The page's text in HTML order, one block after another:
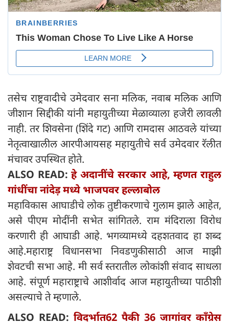
तसेच राष्ट्रवादीचे उमेदवार सना मलिक, नवाब मलिक आणि
जीशान सिद्दीकी यांनी महायुतीच्या मेळाव्याला हजेरी लावली
नाही. तर शिवसेना (शिंदे गट) आणि रामदास आठवले यांच्या
नेतृत्वाखालील आरपीआयसह महायुतीचे सर्व उमेदवार रॅलीत
मंचावर उपस्थित होते.
ALSO READ:हे अदानींचे सरकार आहे, म्हणत राहुल
गांधींचा नांदेड़ मध्ये भाजपवर हल्लाबोल
महाविकास आघाडीचे लोक तुष्टीकरणाचे गुलाम झाले आहेत,
असे पीएम मोदींनी सभेत सांगितले. राम मंदिराला विरोध
करणारी ही आघाडी आहे. भगव्यामध्ये दहशतवाद हा शब्द
आहे.महाराष्ट्र विधानसभा निवडणुकीसाठी आज माझी
शेवटची सभा आहे. मी सर्व स्तरातील लोकांशी संवाद साधला
आहे. संपूर्ण महाराष्ट्राचे आशीर्वाद आज महायुतीच्या पाठीशी
असल्याचे ते म्हणाले.
ALSO READ: विदर्भात62 पैकी 36 जागांवर काँग्रेस